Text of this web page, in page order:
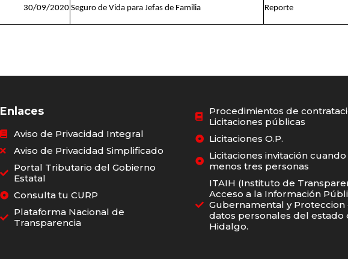
30/09/2020 Seguro de Vida para Jefas de Familia Reporte
Enlaces
Aviso de Privacidad Integral
Aviso de Privacidad Simplificado
Portal Tributario del Gobierno
Estatal
Consulta tu CURP
Plataforma Nacional de
Transparencia
Procedimientos de
Licitaciones públicas
Licitaciones O.P.
Licitaciones invitación cuando
menos tres personas
ITAIH (Instituto de
Acceso a la Información
Gubernamental y Proteccion
datos personales del estado
Hidalgo.